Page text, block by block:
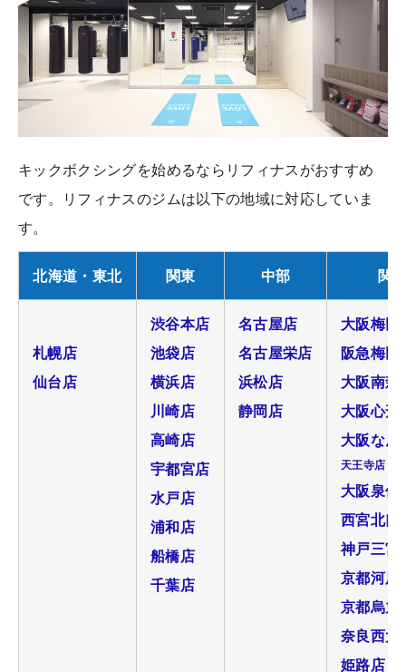
キックボクシングを始めるならリフィナスがおすすめ
です。リフィナスのジムは以下の地域に対応していま
す。
北海道・東北 関東 中部 関
札幌店
仙台店
渋谷本店
池袋店
横浜店
川崎店
高崎店
宇都宮店
水戸店
浦和店
船橋店
千葉店
名古屋店
名古屋栄店
浜松店
静岡店
大阪梅田
阪急梅田
大阪南森
大阪心斎
大阪なん
天王寺店
大阪泉佐
西宮北口
神戸三宮
京都河原
京都烏丸
奈良西大
姫路店